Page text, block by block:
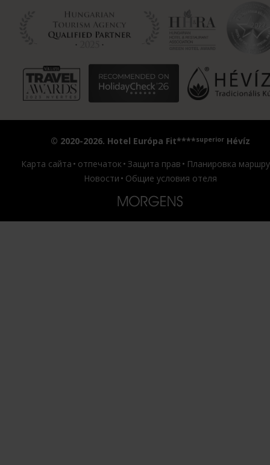
© 2020-2026. Hotel Európa Fit****superior Hévíz
Карта сайта
отпечаток Защита прав
Планировка
Новости
Общие условия отеля